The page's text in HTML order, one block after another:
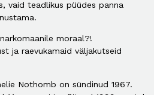
vaid teadlikus püüdes panna
moraal?!
ja raevukamaid väljakutseid
Nothomb on sündinud 1967.